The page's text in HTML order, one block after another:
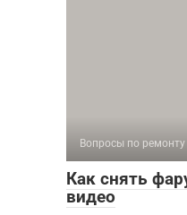
Вопросы по ремонту
Как снять
видео